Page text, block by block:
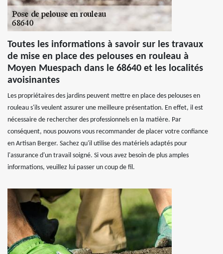
Toutes les informations à savoir sur les travaux
de mise en place des pelouses en rouleau à
Moyen Muespach dans le 68640 et les localités
avoisinantes
Les propriétaires des jardins peuvent mettre en place des pelouses en
rouleau s'ils veulent assurer une meilleure présentation. En effet, il est
nécessaire de rechercher des professionnels en la matière. Par
conséquent, nous pouvons vous recommander de placer votre confiance
en Artisan Berger. Sachez qu'il utilise des matériels adaptés pour
l'assurance d'un travail soigné. Si vous avez besoin de plus amples
informations, veuillez lui passer un coup de fil.